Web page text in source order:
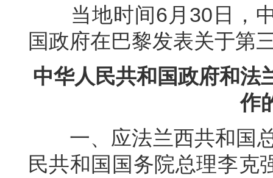
当地时间6月30日，中
国政府在巴黎发表关于第
中华人民共和国政府和法
作
一、应法兰西共和国总
民共和国国务院总理李克